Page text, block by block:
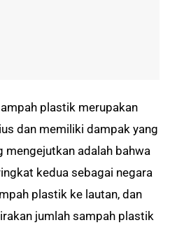
plastik merupakan
dan memiliki dampak yang
mengejutkan adalah bahwa
kedua sebagai negara
plastik ke lautan, dan
jumlah sampah plastik